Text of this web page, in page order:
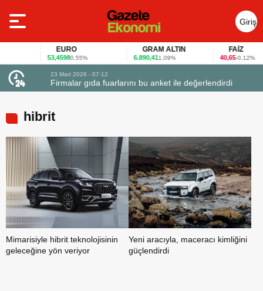
Giriş
Yap
EURO
53,45980,55%
GRAM ALTIN
6.890,411,09%
FAİZ
40,65-0,12%
23 Mart 2026 - 07:12
Firmalar gıda fuarlarını bu anket ile değerlendirdi
hibrit
Mimarisiyle hibrit teknolojisinin
geleceğine yön veriyor
Yeni aracıyla, maceracı kimliğini
güçlendirdi